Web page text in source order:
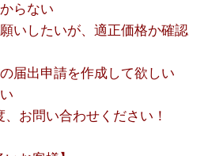
らない
いしたいが、適正価格か確認
届出申請を作成して欲しい
お問い合わせください！